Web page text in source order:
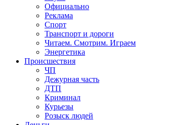
Официально
Реклама
Спорт
Транспорт и дороги
Читаем. Смотрим. Играем
Энергетика
Происшествия
ЧП
Дежурная часть
ДТП
Криминал
Курьезы
Розыск людей